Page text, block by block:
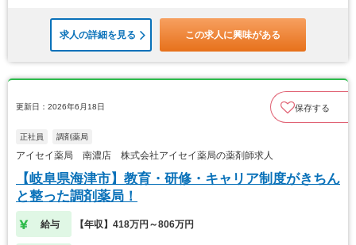
求人の詳細を見る この求人に興味がある
更新日：2026年6月18日 保存する
正社員 調剤薬局
アイセイ薬局 南濃店 株式会社アイセイ薬局の薬剤師求人
【岐阜県海津市】教育・研修・キャリア制度がきちん
と整った調剤薬局！
給与 【年収】418万円～806万円